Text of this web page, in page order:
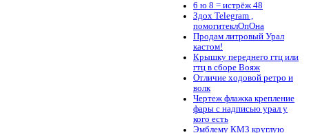
6 ю 8 = истрёж 48
Здох Telegram ,
помогитеклОпОна
Продам литровый Урал
кастом!
Крышку переднего гтц или
гтц в сборе Вояж
Отличие ходовой ретро и
волк
Чертеж флажка крепление
фары с надписью урал у
кого есть
Эмблему КМЗ круглую